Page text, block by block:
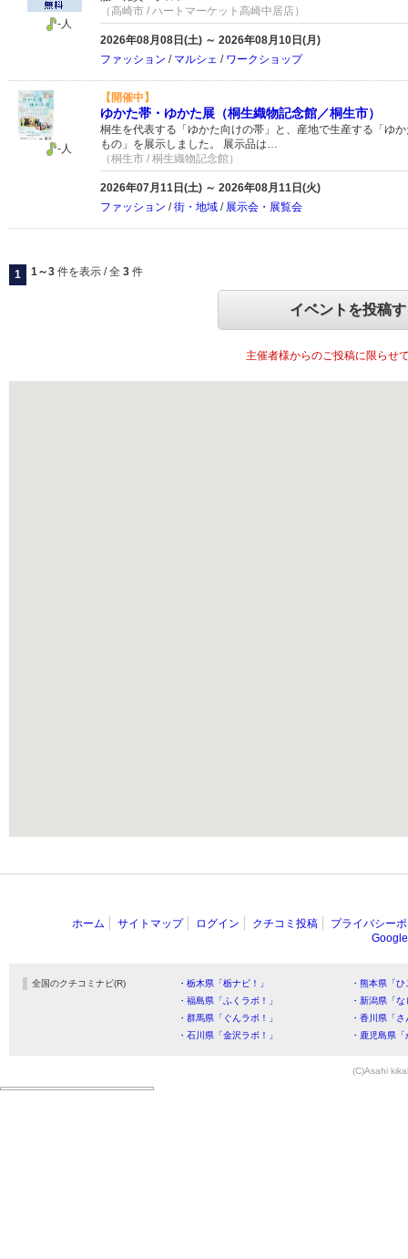
（高崎市 / ハートマーケット高崎中居店）
2026年08月08日(土) ～ 2026年08月10日(月)
ファッション / マルシェ / ワークショップ
-人
【開催中】
ゆかた帯・ゆかた展（桐生織物記念館／桐生市）
桐生を代表する「ゆかた向けの帯」と、産地で生産する「ゆ
もの」を展示しました。 展示品は…
（桐生市 / 桐生織物記念館）
2026年07月11日(土) ～ 2026年08月11日(火)
ファッション /街・地域 / 展示会・展覧会
-人
1 1～3 件を表示 / 全 3 件
イベントを投稿
主催者様からのご投稿に限らせ
ホーム サイトマップ ログイン クチコミ投稿
プライバシー
全国のクチコミナビ(R) ・栃木県「栃ナビ！」
・熊本県「
・福島県「ふくラボ！」
・新潟県「
・群馬県「ぐんラボ！」
・香川県「
・石川県「金沢ラボ！」
・鹿児島県
(C)Asahi